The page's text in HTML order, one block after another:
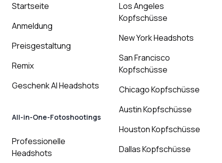
Startseite
Anmeldung
Preisgestaltung
Remix
Geschenk AI Headshots
All-in-One-Fotoshootings
Professionelle
Headshots
Los Angeles
Kopfschüsse
New York Headshots
San Francisco
Kopfschüsse
Chicago Kopfschüsse
Austin Kopfschüsse
Houston Kopfschüsse
Dallas Kopfschüsse